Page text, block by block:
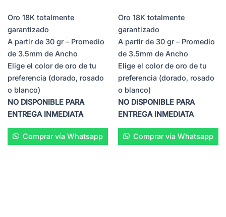
Oro 18K totalmente
garantizado
A partir de 30 gr – Promedio
de 3.5mm de Ancho
Elige el color de oro de tu
preferencia (dorado, rosado
o blanco)
NO DISPONIBLE PARA
ENTREGA INMEDIATA
Comprar vía Whatsapp
Oro 18K totalmente
garantizado
A partir de 30 gr – Promedio
de 3.5mm de Ancho
Elige el color de oro de tu
preferencia (dorado, rosado
o blanco)
NO DISPONIBLE PARA
ENTREGA INMEDIATA
Comprar vía Whatsapp